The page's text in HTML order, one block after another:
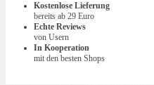
Kostenlose Lieferung
bereits ab 29 Euro
Echte Reviews
von Usern
In Kooperation
mit den besten Shops